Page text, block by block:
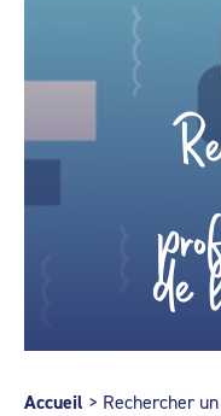
de
Accueil > Rechercher